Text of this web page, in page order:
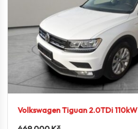
Volkswagen Tiguan 2.0TDi 110kW